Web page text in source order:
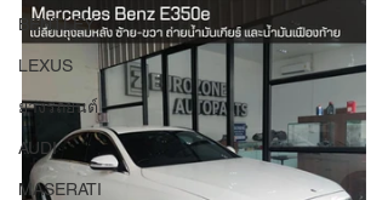
BENTLEY
LEXUS
ยางรถยนต์
AUDI
MASERATI